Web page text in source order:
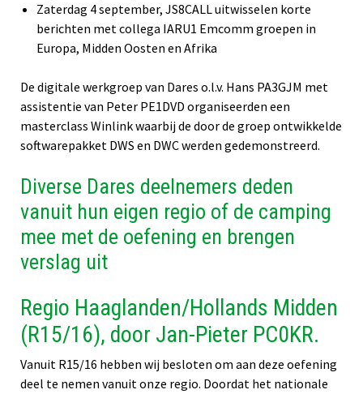
Zaterdag 4 september, JS8CALL uitwisselen korte
berichten met collega IARU1 Emcomm groepen in
Europa, Midden Oosten en Afrika
De digitale werkgroep van Dares o.l.v. Hans PA3GJM met
assistentie van Peter PE1DVD organiseerden een
masterclass Winlink waarbij de door de groep ontwikkelde
softwarepakket DWS en DWC werden gedemonstreerd.
Diverse Dares deelnemers deden
vanuit hun eigen regio of de camping
mee met de oefening en brengen
verslag uit
Regio Haaglanden/Hollands Midden
(R15/16), door Jan-Pieter PC0KR.
Vanuit R15/16 hebben wij besloten om aan deze oefening
deel te nemen vanuit onze regio. Doordat het nationale